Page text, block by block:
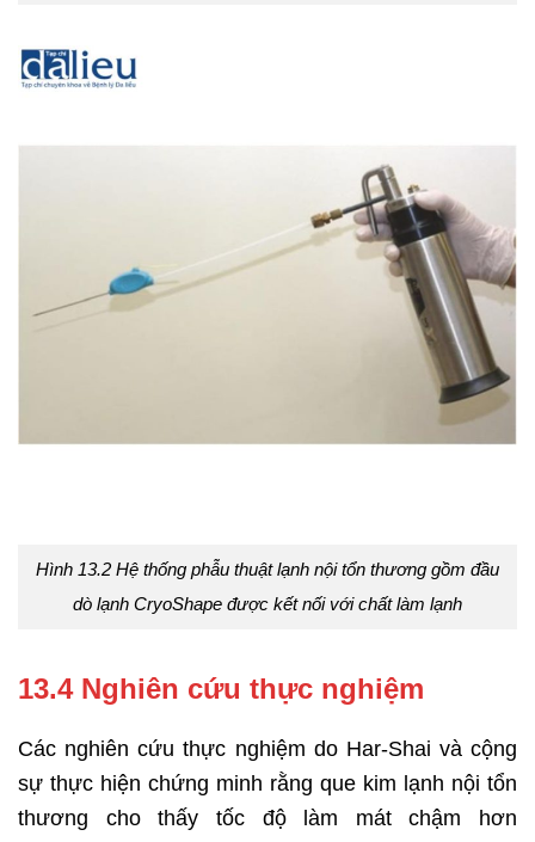
Hình 13.2 Hệ thống phẫu thuật lạnh nội tổn thương gồm đầu
dò lạnh CryoShape được kết nối với chất làm lạnh
13.4 Nghiên cứu thực nghiệm
Các nghiên cứu thực nghiệm do Har-Shai và cộng
sự thực hiện chứng minh rằng que kim lạnh nội tổn
thương cho thấy tốc độ làm mát chậm hơn